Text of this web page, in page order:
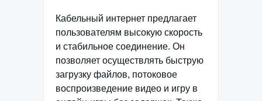
Кабельный интернет предлагает
пользователям высокую скорость
и стабильное соединение. Он
позволяет осуществлять быструю
загрузку файлов, потоковое
воспроизведение видео и игру в